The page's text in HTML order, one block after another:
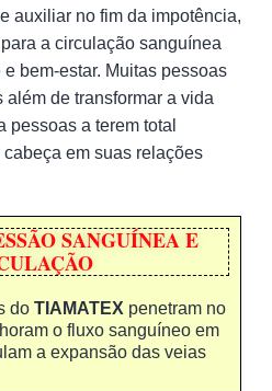
auxiliar no fim da impotência,
a circulação sanguínea
bem-estar. Muitas pessoas
de transformar a vida
pessoas a terem total
em suas relações
SANGUÍNEA E
do TIAMATEX penetram no
o fluxo sanguíneo em
a expansão das veias